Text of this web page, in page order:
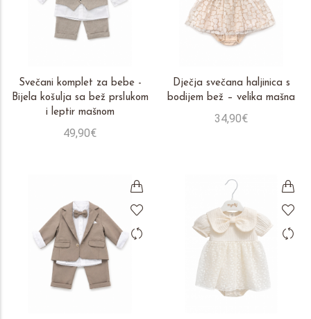
Svečani komplet za bebe -
Bijela košulja sa bež prslukom
i leptir mašnom
49,90€
Dječja svečana haljinica s
bodijem bež – velika mašna
34,90€